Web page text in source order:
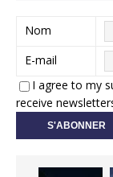
Nom
E-mail
I agree to my
receive